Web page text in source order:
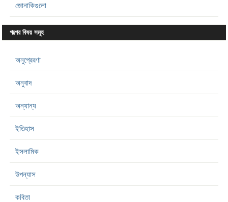
জোনাকিগুলো
গল্পের বিষয় সমূহ
অনুপ্রেরণা
অনুবাদ
অন্যান্য
ইতিহাস
ইসলামিক
উপন্যাস
কবিতা